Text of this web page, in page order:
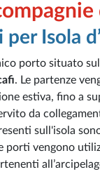
per Isola
porto situato
. Le partenze
estiva, fino a
da
sull'isola
porti vengono